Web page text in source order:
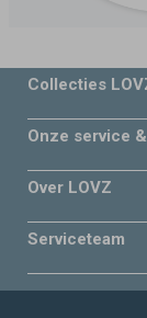
Collecties
Onze service
Over LOVZ
Serviceteam